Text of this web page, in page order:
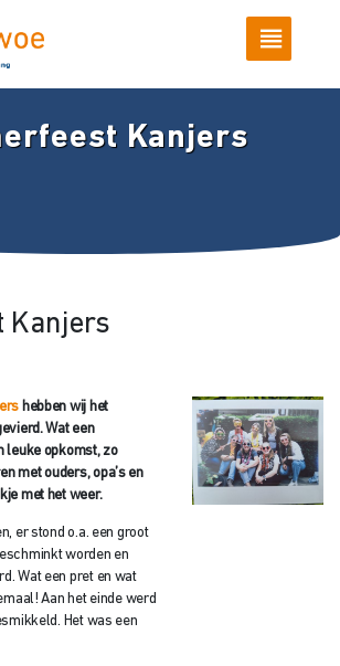
Kanjers
Kanjers
hebben wij het
Wat een
leuke opkomst, zo
met ouders, opa’s en
met het weer.
er stond o.a. een groot
worden en
Wat een pret en wat
Aan het einde werd
Het was een